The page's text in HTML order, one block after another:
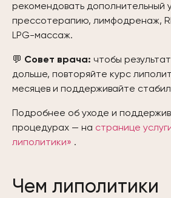
рекомендовать дополнительный
прессотерапию, лимфодренаж,
LPG-массаж.
💬 Совет врача: чтобы
дольше, повторяйте курс
месяцев и поддерживайте
Подробнее об уходе и
процедурах — на странице
липолитики» .
Чем липолитики